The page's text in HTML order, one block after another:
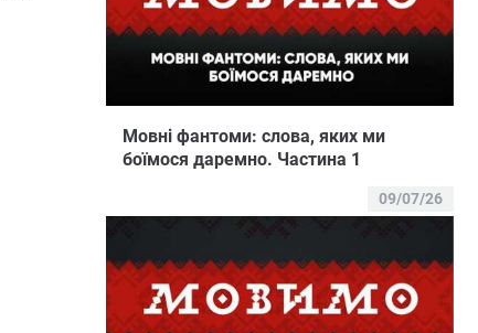
Мовні фантоми: слова, яких ми
боїмося даремно. Частина 1
09/07/26